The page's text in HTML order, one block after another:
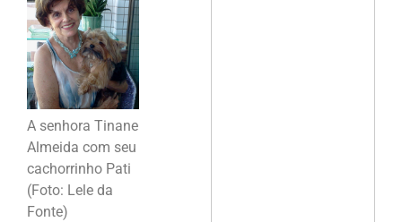
A senhora Tinane
Almeida com seu
cachorrinho Pati
(Foto: Lele da
Fonte)